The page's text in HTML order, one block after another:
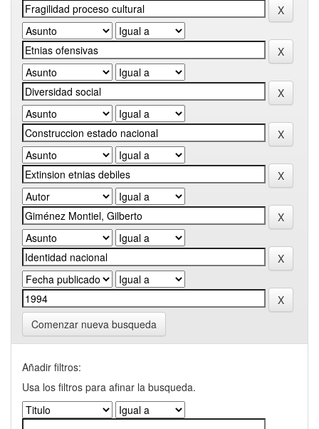
Comenzar nueva busqueda
Añadir filtros:
Usa los filtros para afinar la busqueda.